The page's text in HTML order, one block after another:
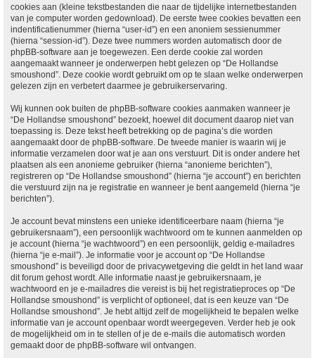
cookies aan (kleine tekstbestanden die naar de tijdelijke internetbestanden
van je computer worden gedownload). De eerste twee cookies bevatten een
indentificatienummer (hierna “user-id”) en een anoniem sessienummer
(hierna “session-id”). Deze twee nummers worden automatisch door de
phpBB-software aan je toegewezen. Een derde cookie zal worden
aangemaakt wanneer je onderwerpen hebt gelezen op “De Hollandse
smoushond”. Deze cookie wordt gebruikt om op te slaan welke onderwerpen
gelezen zijn en verbetert daarmee je gebruikerservaring.
Wij kunnen ook buiten de phpBB-software cookies aanmaken wanneer je
“De Hollandse smoushond” bezoekt, hoewel dit document daarop niet van
toepassing is. Deze tekst heeft betrekking op de pagina’s die worden
aangemaakt door de phpBB-software. De tweede manier is waarin wij je
informatie verzamelen door wat je aan ons verstuurt. Dit is onder andere het
plaatsen als een anonieme gebruiker (hierna “anonieme berichten”),
registreren op “De Hollandse smoushond” (hierna “je account”) en berichten
die verstuurd zijn na je registratie en wanneer je bent aangemeld (hierna “je
berichten”).
Je account bevat minstens een unieke identificeerbare naam (hierna “je
gebruikersnaam”), een persoonlijk wachtwoord om te kunnen aanmelden op
je account (hierna “je wachtwoord”) en een persoonlijk, geldig e-mailadres
(hierna “je e-mail”). Je informatie voor je account op “De Hollandse
smoushond” is beveiligd door de privacywetgeving die geldt in het land waar
dit forum gehost wordt. Alle informatie naast je gebruikersnaam, je
wachtwoord en je e-mailadres die vereist is bij het registratieproces op “De
Hollandse smoushond” is verplicht of optioneel, dat is een keuze van “De
Hollandse smoushond”. Je hebt altijd zelf de mogelijkheid te bepalen welke
informatie van je account openbaar wordt weergegeven. Verder heb je ook
de mogelijkheid om in te stellen of je de e-mails die automatisch worden
gemaakt door de phpBB-software wil ontvangen.